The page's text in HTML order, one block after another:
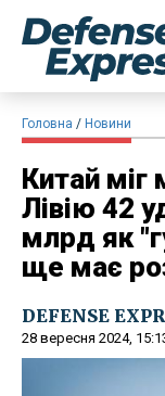
Головна Новини
Китай міг
Лівію 42
млрд як
ще має
DEFENSE
28 вересня 2024,